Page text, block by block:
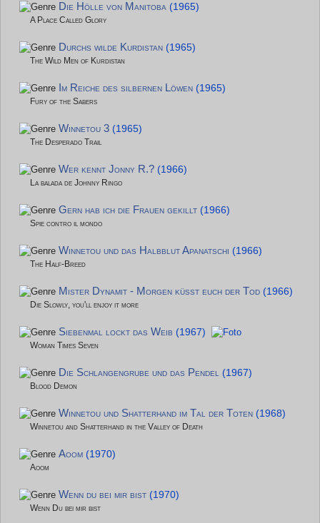
Die Hölle von Manitoba (1965)
A Place Called Glory
Durchs wilde Kurdistan (1965)
The Wild Men of Kurdistan
Im Reiche des silbernen Löwen (1965)
Fury of the Sabers
Winnetou 3 (1965)
The Desperado Trail
Wer kennt Jonny R.? (1966)
La balada de Johnny Ringo
Gern hab ich die Frauen gekillt (1966)
Spie contro il mondo
Winnetou und das Halbblut Apanatschi (1966)
The Half-Breed
Mister Dynamit - Morgen küsst euch der Tod (1966)
Die Slowly, you'll enjoy it more
Siebenmal lockt das Weib (1967)
Woman Times Seven
Die Schlangengrube und das Pendel (1967)
Blood Demon
Winnetou und Shatterhand im Tal der Toten (1968)
Winnetou and Shatterhand in the Valley of Death
Aoom (1970)
Aoom
Wenn du bei mir bist (1970)
Wenn Du bei mir bist